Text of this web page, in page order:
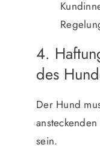
4.
des
Der Hund
sein.